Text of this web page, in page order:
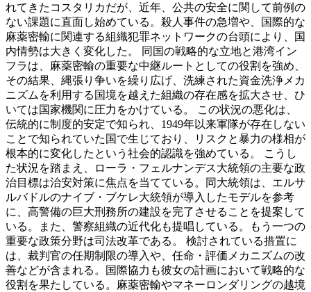
れてきたコスタリカだが、近年、公共の安全に関して前例の
ない課題に直面し始めている。殺人事件の急増や、国際的な
麻薬密輸に関連する組織犯罪ネットワークの台頭により、国
内情勢は大きく変化した。 同国の戦略的な立地と港湾イン
フラは、麻薬密輸の重要な中継ルートとしての役割を強め、
その結果、縄張り争いを繰り広げ、洗練された資金洗浄メカ
ニズムを利用する国境を越えた組織の存在感を拡大させ、ひ
いては国家機関に圧力をかけている。 この状況の悪化は、
伝統的に制度的安定で知られ、1949年以来軍隊が存在しない
ことで知られていた国で生じており、リスクと暴力の様相が
根本的に変化したという社会的認識を強めている。 こうし
た状況を踏まえ、ローラ・フェルナンデス大統領の主要な政
治目標は治安対策に焦点を当てている。同大統領は、エルサ
ルバドルのナイブ・ブケレ大統領が導入したモデルを参考
に、高警備の巨大刑務所の建設を完了させることを提案して
いる。また、警察組織の近代化も提唱している。もう一つの
重要な政策分野は司法改革である。 検討されている措置に
は、裁判官の任期制限の導入や、任命・評価メカニズムの改
善などが含まれる。国際協力も彼女の計画において戦略的な
役割を果たしている。麻薬密輸やマネーロンダリングの越境